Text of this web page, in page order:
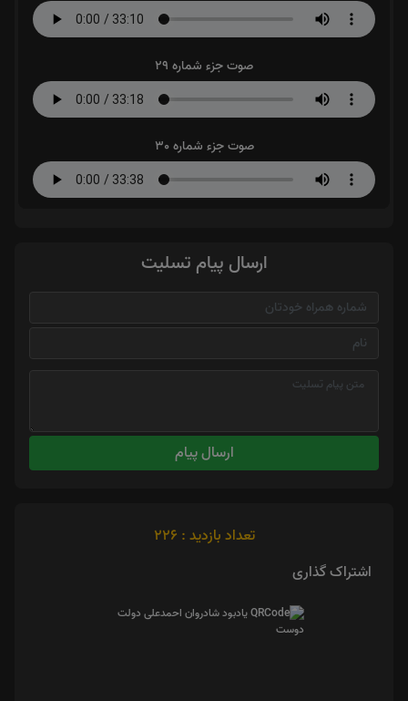
صوت جزء شماره 29
صوت جزء شماره 30
ارسال پیام تسلیت
ارسال پیام
تعداد بازدید : 226
اشتراک گذاری